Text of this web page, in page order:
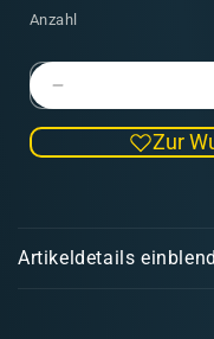
Anzahl
Speedpaint
(59)
Zur
n
Artikeldetails